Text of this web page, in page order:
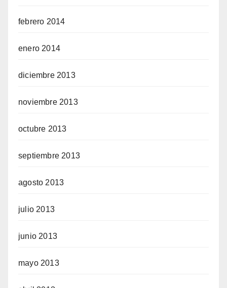
febrero 2014
enero 2014
diciembre 2013
noviembre 2013
octubre 2013
septiembre 2013
agosto 2013
julio 2013
junio 2013
mayo 2013